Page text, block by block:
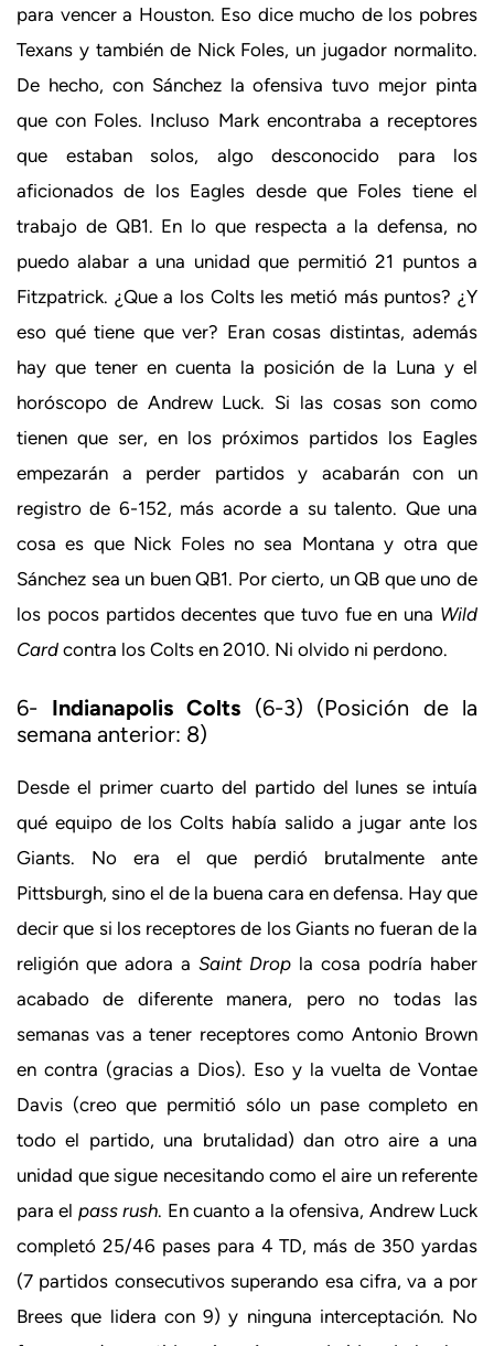
para vencer a Houston. Eso dice mucho de los pobres
Texans y también de Nick Foles, un jugador normalito.
De hecho, con Sánchez la ofensiva tuvo mejor pinta
que con Foles. Incluso Mark encontraba a receptores
que estaban solos, algo desconocido para los
aficionados de los Eagles desde que Foles tiene el
trabajo de QB1. En lo que respecta a la defensa, no
puedo alabar a una unidad que permitió 21 puntos a
Fitzpatrick. ¿Que a los Colts les metió más puntos? ¿Y
eso qué tiene que ver? Eran cosas distintas, además
hay que tener en cuenta la posición de la Luna y el
horóscopo de Andrew Luck. Si las cosas son como
tienen que ser, en los próximos partidos los Eagles
empezarán a perder partidos y acabarán con un
registro de 6-152, más acorde a su talento. Que una
cosa es que Nick Foles no sea Montana y otra que
Sánchez sea un buen QB1. Por cierto, un QB que uno de
los pocos partidos decentes que tuvo fue en una Wild
Card contra los Colts en 2010. Ni olvido ni perdono.
6- Indianapolis Colts (6-3) (Posición de la
semana anterior: 8)
Desde el primer cuarto del partido del lunes se intuía
qué equipo de los Colts había salido a jugar ante los
Giants. No era el que perdió brutalmente ante
Pittsburgh, sino el de la buena cara en defensa. Hay que
decir que si los receptores de los Giants no fueran de la
religión que adora a Saint Drop la cosa podría haber
acabado de diferente manera, pero no todas las
semanas vas a tener receptores como Antonio Brown
en contra (gracias a Dios). Eso y la vuelta de Vontae
Davis (creo que permitió sólo un pase completo en
todo el partido, una brutalidad) dan otro aire a una
unidad que sigue necesitando como el aire un referente
para el pass rush. En cuanto a la ofensiva, Andrew Luck
completó 25/46 pases para 4 TD, más de 350 yardas
(7 partidos consecutivos superando esa cifra, va a por
Brees que lidera con 9) y ninguna interceptación. No